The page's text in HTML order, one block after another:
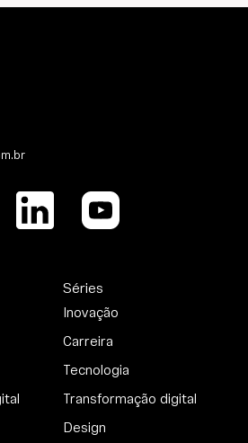
Séries
Inovação
Carreira
Tecnologia
Transformação digital
Design